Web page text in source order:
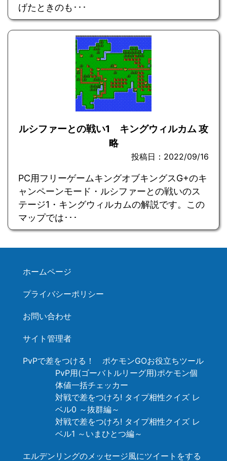
げたときのも･･･
ルシファーとの戦い1 キングウィルカム 攻
略
投稿日：2022/09/16
PC用フリーゲームキングオブキングスG+のキ
ャンペーンモード・ルシファーとの戦いのス
テージ1・キングウィルカムの解説です。この
マップでは･･･
ホームページ
プライバシーポリシー
お問い合わせ
サイト管理者
PvPで差をつける！ ポケモンGOお役立ちツール
PvP用(ゴーバトルリーグ用)ポケモン個
体値一括チェッカー
対戦で差をつけろ! タイプ相性クイズ レ
ベル0 ～抜群編～
対戦で差をつけろ! タイプ相性クイズ レ
ベル1 ～いまひとつ編～
エルデンリングのメッセージ風にツイートをする